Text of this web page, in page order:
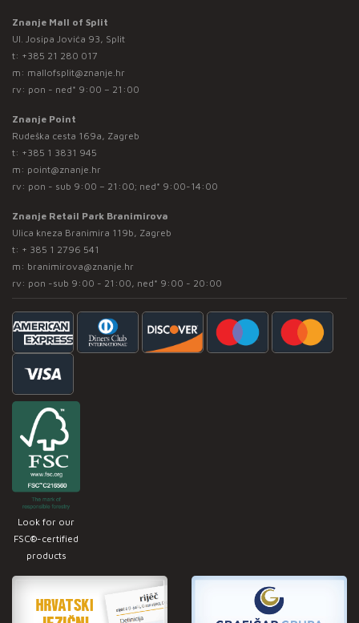
Znanje Mall of Split
Ul. Josipa Jovića 93, Split
t: +385 21 280 017
m: mallofsplit@znanje.hr
rv: pon - ned* 9:00 – 21:00
Znanje Point
Rudeška cesta 169a, Zagreb
t: +385 1 3831 945
m: point@znanje.hr
rv: pon - sub 9:00 – 21:00; ned* 9:00-14:00
Znanje Retail Park Branimirova
Ulica kneza Branimira 119b, Zagreb
t: + 385 1 2796 541
m: branimirova@znanje.hr
rv: pon -sub 9:00 - 21:00, ned* 9:00 - 20:00
Look for our
FSC®-certified
products